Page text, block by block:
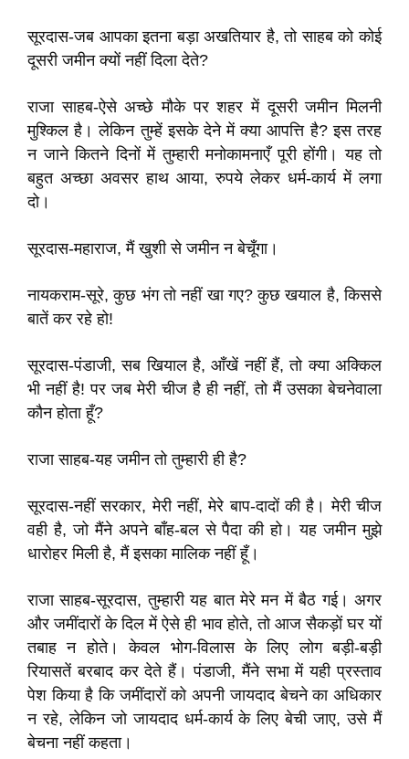
सूरदास-जब आपका इतना बड़ा अखतियार है, तो साहब को कोई
दूसरी जमीन क्यों नहीं दिला देते?
राजा साहब-ऐसे अच्छे मौके पर शहर में दूसरी जमीन मिलनी
मुश्किल है। लेकिन तुम्हें इसके देने में क्या आपत्ति है? इस तरह
न जाने कितने दिनों में तुम्हारी मनोकामनाएँ पूरी होंगी। यह तो
बहुत अच्छा अवसर हाथ आया, रुपये लेकर धर्म-कार्य में लगा
दो।
सूरदास-महाराज, मैं खुशी से जमीन न बेचूँगा।
नायकराम-सूरे, कुछ भंग तो नहीं खा गए? कुछ खयाल है, किससे
बातें कर रहे हो!
सूरदास-पंडाजी, सब खियाल है, आँखें नहीं हैं, तो क्या अक्किल
भी नहीं है! पर जब मेरी चीज है ही नहीं, तो मैं उसका बेचनेवाला
कौन होता हूँ?
राजा साहब-यह जमीन तो तुम्हारी ही है?
सूरदास-नहीं सरकार, मेरी नहीं, मेरे बाप-दादों की है। मेरी चीज
वही है, जो मैंने अपने बाँह-बल से पैदा की हो। यह जमीन मुझे
धारोहर मिली है, मैं इसका मालिक नहीं हूँ।
राजा साहब-सूरदास, तुम्हारी यह बात मेरे मन में बैठ गई। अगर
और जमींदारों के दिल में ऐसे ही भाव होते, तो आज सैकड़ों घर यों
तबाह न होते। केवल भोग-विलास के लिए लोग बड़ी-बड़ी
रियासतें बरबाद कर देते हैं। पंडाजी, मैंने सभा में यही प्रस्ताव
पेश किया है कि जमींदारों को अपनी जायदाद बेचने का अधिकार
न रहे, लेकिन जो जायदाद धर्म-कार्य के लिए बेची जाए, उसे मैं
बेचना नहीं कहता।